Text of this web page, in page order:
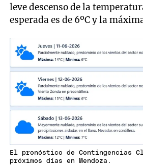
leve descenso de la
esperada es de 6ºC y la
El pronóstico de Contingencias
próximos días en Mendoza.